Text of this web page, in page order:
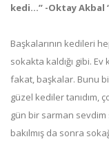
kedi...” -Oktay Akbal
Başkalarının kedileri
sokakta kaldığı gibi.
fakat, başkalar. Bunu
güzel kediler tanıdım,
gün bir sarman
bakılmış da sonra